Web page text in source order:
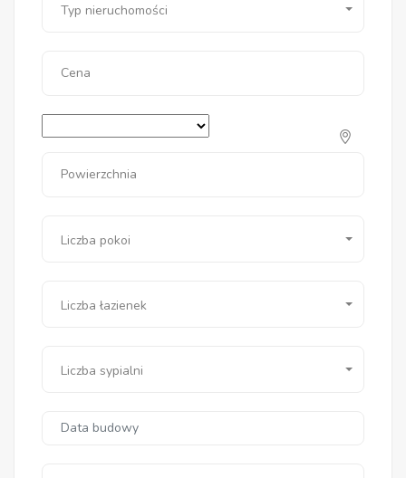
Typ nieruchomości
Cena
Powierzchnia
Liczba pokoi
Liczba łazienek
Liczba sypialni